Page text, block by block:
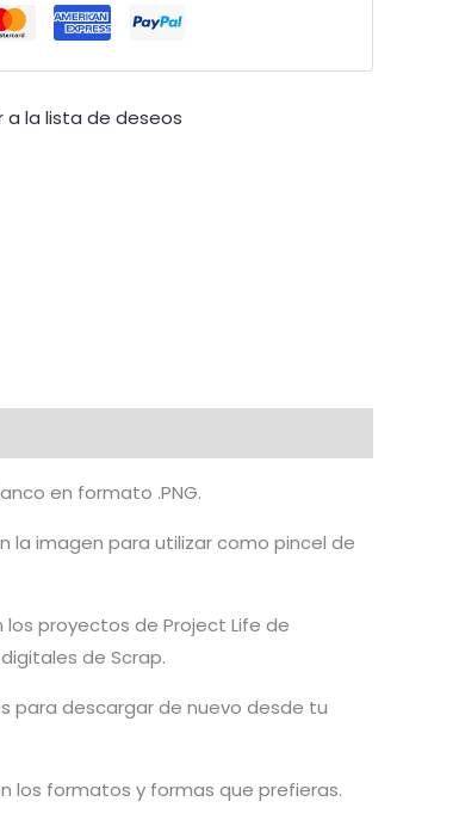
a la lista de deseos
en formato .PNG.
la imagen para utilizar como pincel de
proyectos de Project Life de
de Scrap.
para descargar de nuevo desde tu
los formatos y formas que prefieras.